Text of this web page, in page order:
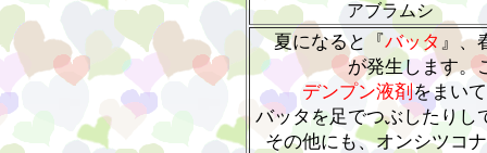
アブラムシ
夏になると『バッタ 』、
が発生します。
デンプン液剤をまい
バッタを足でつぶしたりし
その他にも、オンシツコ